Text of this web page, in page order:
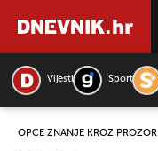
Vijesti Sport
OPĆE ZNANJE KROZ PROZOR
PRETRAŽITE VIJESTI